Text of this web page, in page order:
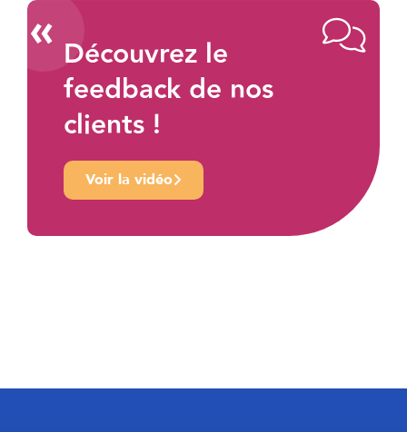
«Découvrez le
feedback de nos
clients !
Voir la vidéo